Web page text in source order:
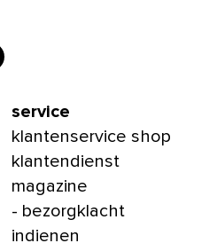
service
klantenservice shop
klantendienst
magazine
- bezorgklacht
indienen